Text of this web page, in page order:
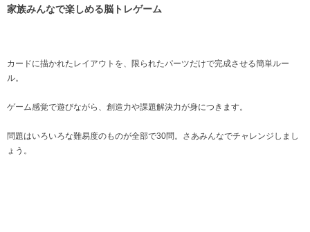
家族みんなで楽しめる脳トレゲーム
カードに描かれたレイアウトを、限られたパーツだけで完成させる簡単ルー
ル。
ゲーム感覚で遊びながら、創造力や課題解決力が身につきます。
問題はいろいろな難易度のものが全部で30問。さあみんなでチャレンジしまし
ょう。